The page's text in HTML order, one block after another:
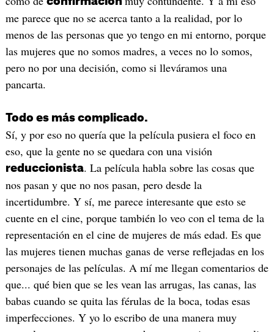
me parece que no se acerca tanto a la realidad, por lo
menos de las personas que yo tengo en mi entorno, porque
las mujeres que no somos madres, a veces no lo somos,
pero no por una decisión, como si lleváramos una
pancarta.
Todo es más complicado.
Sí, y por eso no quería que la película pusiera el foco en
eso, que la gente no se quedara con una visión
reduccionista. La película habla sobre las cosas que
nos pasan y que no nos pasan, pero desde la
incertidumbre. Y sí, me parece interesante que esto se
cuente en el cine, porque también lo veo con el tema de la
representación en el cine de mujeres de más edad. Es que
las mujeres tienen muchas ganas de verse reflejadas en los
personajes de las películas. A mí me llegan comentarios de
que... qué bien que se les vean las arrugas, las canas, las
babas cuando se quita las férulas de la boca, todas esas
imperfecciones. Y yo lo escribo de una manera muy